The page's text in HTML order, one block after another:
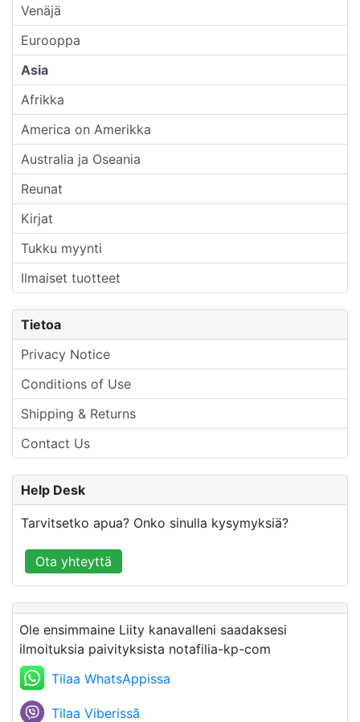
Venäjä
Eurooppa
Asia
Afrikka
America on Amerikka
Australia ja Oseania
Reunat
Kirjat
Tukku myynti
Ilmaiset tuotteet
Tietoa
Privacy Notice
Conditions of Use
Shipping & Returns
Contact Us
Help Desk
Tarvitsetko apua? Onko sinulla kysymyksiä?
Ota yhteyttä
Ole ensimmaine Liity kanavalleni saadaksesi
ilmoituksia paivityksista notafilia-kp-com
Tilaa WhatsAppissa
Tilaa Viberissã